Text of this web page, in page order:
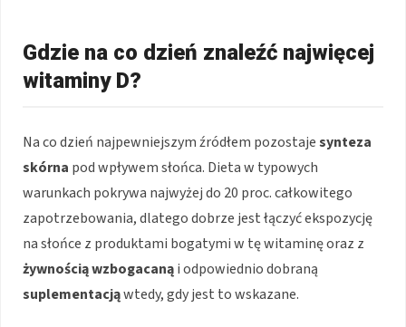
Gdzie na co dzień znaleźć najwięcej
witaminy D?
Na co dzień najpewniejszym źródłem pozostajesynteza
skórna pod wpływem słońca. Dieta w typowych
warunkach pokrywa najwyżej do 20 proc. całkowitego
zapotrzebowania, dlatego dobrze jest łączyć ekspozycję
na słońce z produktami bogatymi w tę witaminę oraz z
żywnością wzbogacanąi odpowiednio dobraną
suplementacjąwtedy, gdy jest to wskazane.